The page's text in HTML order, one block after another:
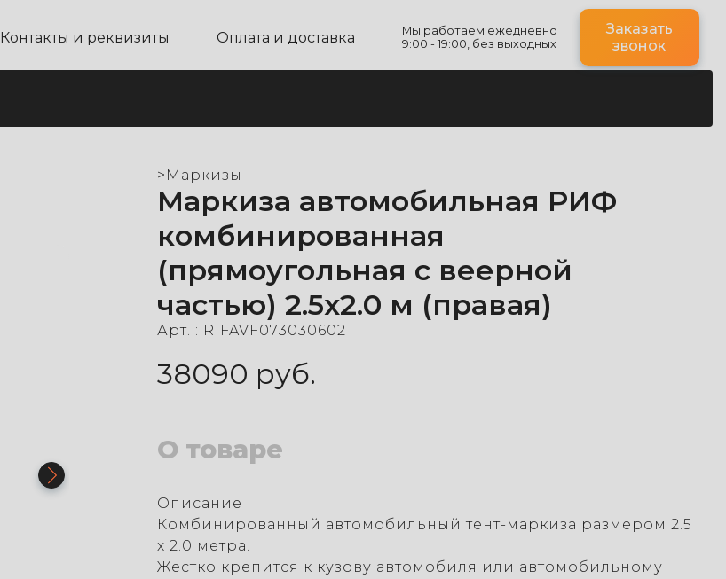
Контакты и реквизиты Оплата и доставка
Мы работаем ежедневно
9:00 - 19:00, без выходных
Заказать
звонок
> Маркизы
Маркиза автомобильная РИФ
комбинированная
(прямоугольная с веерной
частью) 2.5х2.0 м (правая)
Арт. : RIFAVF073030602
38090 руб.
О товаре
Описание
Комбинированный автомобильный тент-маркиза размером 2.5
х 2.0 метра.
Жестко крепится к кузову автомобиля или автомобильному